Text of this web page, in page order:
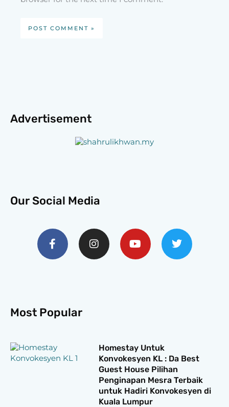
Advertisement
Our Social Media
f
Most Popular
Homestay Untuk
Konvokesyen KL : Da Best
Guest House Pilihan
Penginapan Mesra Terbaik
untuk Hadiri Konvokesyen di
Kuala Lumpur